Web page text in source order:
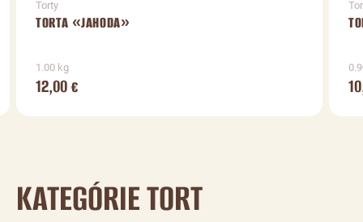
Torty
TORTA «JAHODA»
1.00 kg
12,00€
KATEGÓRIE TORT